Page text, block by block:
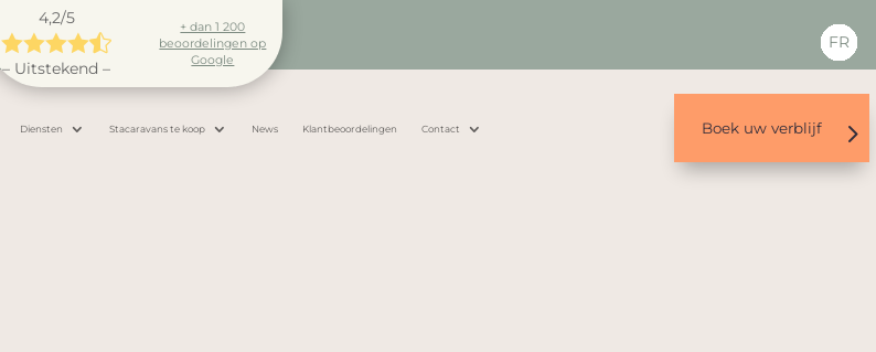
4,2/5

– Uitstekend –
+ dan 1 200
beoordelingen op
Google
FR
Diensten Stacaravans te koop News Klantbeoordelingen Contact Boek uw verblijf